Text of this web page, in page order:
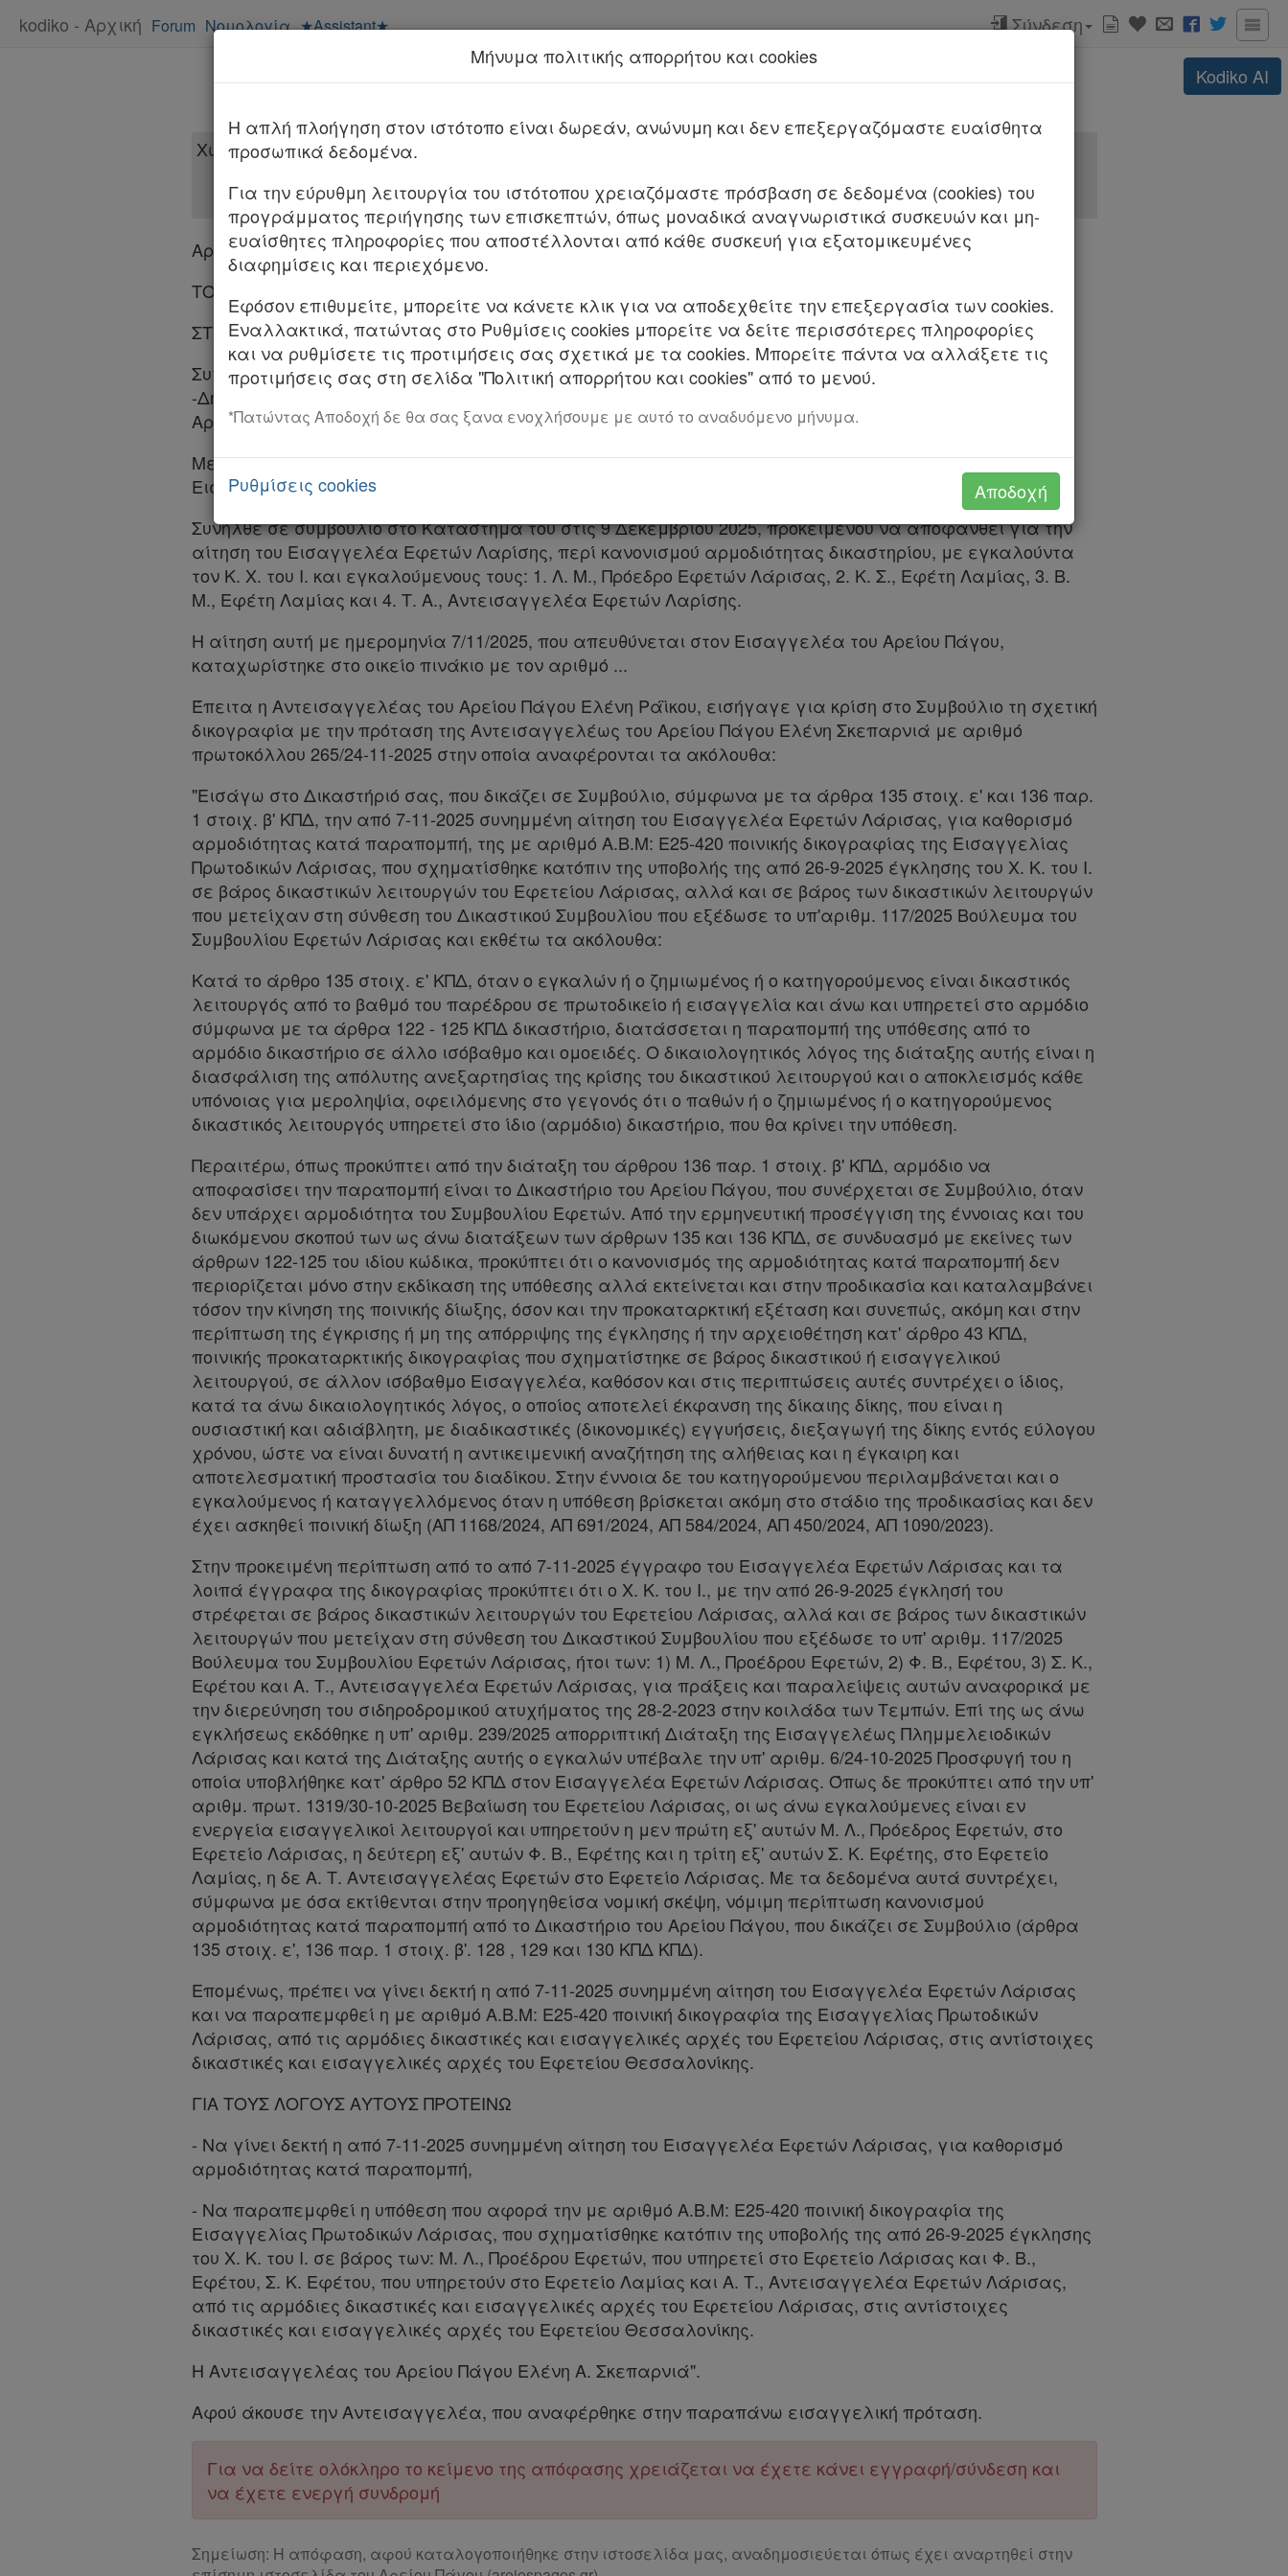
kodiko - Αρχική Forum Νομολογία ★Assistant★ Σύνδεση
Kodiko AI
Νέα υπηρεσία Kodiko Assistant.Περισσότερα
Αριθμός 1560/2025
ΤΟ ΔΙΚΑΣΤΗΡΙΟ ΤΟΥ ΑΡΕΙΟΥ ΠΑΓΟΥ
ΣΤ' Ποινικό Τμήμα - (Σε Συμβούλιο)
Συγκροτήθηκε από τους Δικαστές: Σταυρούλα Κουσουλού, Αντιπρόεδρο του Αρείου Πάγου, Κλεόβουλο
-Δημήτριο Κοκκορό, Μαρία Γιαννακοπούλου, Μαρία Πετσάλη και Παναγιώτη Φιλόπουλο, Εισηγητή,
Αρεοπαγίτες.
Με την παρουσία και της Αντεισαγγελέως του Αρείου Πάγου Ελένης Ράϊκου (γιατί κωλύεται ο
Εισαγγελέας) και της Γραμματέως Α. Μ.
Συνήλθε σε συμβούλιο στο Κατάστημά του στις 9 Δεκεμβρίου 2025, προκειμένου να αποφανθεί για την
αίτηση του Εισαγγελέα Εφετών Λαρίσης, περί κανονισμού αρμοδιότητας δικαστηρίου, με εγκαλούντα
τον Κ. Χ. του Ι. και εγκαλούμενους τους: 1. Λ. Μ., Πρόεδρο Εφετών Λάρισας, 2. Κ. Σ., Εφέτη Λαμίας, 3. Β.
Μ., Εφέτη Λαμίας και 4. Τ. Α., Αντεισαγγελέα Εφετών Λαρίσης.
Η αίτηση αυτή με ημερομηνία 7/11/2025, που απευθύνεται στον Εισαγγελέα του Αρείου Πάγου,
καταχωρίστηκε στο οικείο πινάκιο με τον αριθμό ...
Έπειτα η Αντεισαγγελέας του Αρείου Πάγου Ελένη Ράϊκου, εισήγαγε για κρίση στο Συμβούλιο τη σχετική
δικογραφία με την πρόταση της Αντεισαγγελέως του Αρείου Πάγου Ελένη Σκεπαρνιά με αριθμό
πρωτοκόλλου 265/24-11-2025 στην οποία αναφέρονται τα ακόλουθα:
"Εισάγω στο Δικαστήριό σας, που δικάζει σε Συμβούλιο, σύμφωνα με τα άρθρα 135 στοιχ. ε' και 136 παρ.
1 στοιχ. β' ΚΠΔ, την από 7-11-2025 συνημμένη αίτηση του Εισαγγελέα Εφετών Λάρισας, για καθορισμό
αρμοδιότητας κατά παραπομπή, της με αριθμό Α.Β.Μ: Ε25-420 ποινικής δικογραφίας της Εισαγγελίας
Πρωτοδικών Λάρισας, που σχηματίσθηκε κατόπιν της υποβολής της από 26-9-2025 έγκλησης του Χ. Κ. του Ι.
σε βάρος δικαστικών λειτουργών του Εφετείου Λάρισας, αλλά και σε βάρος των δικαστικών λειτουργών
που μετείχαν στη σύνθεση του Δικαστικού Συμβουλίου που εξέδωσε το υπ'αριθμ. 117/2025 Βούλευμα του
Συμβουλίου Εφετών Λάρισας και εκθέτω τα ακόλουθα:
Κατά το άρθρο 135 στοιχ. ε' ΚΠΔ, όταν ο εγκαλών ή ο ζημιωμένος ή ο κατηγορούμενος είναι δικαστικός
λειτουργός από το βαθμό του παρέδρου σε πρωτοδικείο ή εισαγγελία και άνω και υπηρετεί στο αρμόδιο
σύμφωνα με τα άρθρα 122 - 125 ΚΠΔ δικαστήριο, διατάσσεται η παραπομπή της υπόθεσης από το
αρμόδιο δικαστήριο σε άλλο ισόβαθμο και ομοειδές. Ο δικαιολογητικός λόγος της διάταξης αυτής είναι η
διασφάλιση της απόλυτης ανεξαρτησίας της κρίσης του δικαστικού λειτουργού και ο αποκλεισμός κάθε
υπόνοιας για μεροληψία, οφειλόμενης στο γεγονός ότι ο παθών ή ο ζημιωμένος ή ο κατηγορούμενος
δικαστικός λειτουργός υπηρετεί στο ίδιο (αρμόδιο) δικαστήριο, που θα κρίνει την υπόθεση.
Περαιτέρω, όπως προκύπτει από την διάταξη του άρθρου 136 παρ. 1 στοιχ. β' ΚΠΔ, αρμόδιο να
αποφασίσει την παραπομπή είναι το Δικαστήριο του Αρείου Πάγου, που συνέρχεται σε Συμβούλιο, όταν
δεν υπάρχει αρμοδιότητα του Συμβουλίου Εφετών. Από την ερμηνευτική προσέγγιση της έννοιας και του
διωκόμενου σκοπού των ως άνω διατάξεων των άρθρων 135 και 136 ΚΠΔ, σε συνδυασμό με εκείνες των
άρθρων 122-125 του ιδίου κώδικα, προκύπτει ότι ο κανονισμός της αρμοδιότητας κατά παραπομπή δεν
περιορίζεται μόνο στην εκδίκαση της υπόθεσης αλλά εκτείνεται και στην προδικασία και καταλαμβάνει
τόσον την κίνηση της ποινικής δίωξης, όσον και την προκαταρκτική εξέταση και συνεπώς, ακόμη και στην
περίπτωση της έγκρισης ή μη της απόρριψης της έγκλησης ή την αρχειοθέτηση κατ' άρθρο 43 ΚΠΔ,
ποινικής προκαταρκτικής δικογραφίας που σχηματίστηκε σε βάρος δικαστικού ή εισαγγελικού
λειτουργού, σε άλλον ισόβαθμο Εισαγγελέα, καθόσον και στις περιπτώσεις αυτές συντρέχει ο ίδιος,
κατά τα άνω δικαιολογητικός λόγος, ο οποίος αποτελεί έκφανση της δίκαιης δίκης, που είναι η
ουσιαστική και αδιάβλητη, με διαδικαστικές (δικονομικές) εγγυήσεις, διεξαγωγή της δίκης εντός εύλογου
χρόνου, ώστε να είναι δυνατή η αντικειμενική αναζήτηση της αλήθειας και η έγκαιρη και
αποτελεσματική προστασία του διαδίκου. Στην έννοια δε του κατηγορούμενου περιλαμβάνεται και ο
εγκαλούμενος ή καταγγελλόμενος όταν η υπόθεση βρίσκεται ακόμη στο στάδιο της προδικασίας και δεν
έχει ασκηθεί ποινική δίωξη (ΑΠ 1168/2024, ΑΠ 691/2024, ΑΠ 584/2024, ΑΠ 450/2024, ΑΠ 1090/2023).
Στην προκειμένη περίπτωση από το από 7-11-2025 έγγραφο του Εισαγγελέα Εφετών Λάρισας και τα
λοιπά έγγραφα της δικογραφίας προκύπτει ότι ο Χ. Κ. του Ι., με την από 26-9-2025 έγκλησή του
στρέφεται σε βάρος δικαστικών λειτουργών του Εφετείου Λάρισας, αλλά και σε βάρος των δικαστικών
λειτουργών που μετείχαν στη σύνθεση του Δικαστικού Συμβουλίου που εξέδωσε το υπ' αριθμ. 117/2025
Βούλευμα του Συμβουλίου Εφετών Λάρισας, ήτοι των: 1) Μ. Λ., Προέδρου Εφετών, 2) Φ. Β., Εφέτου, 3) Σ. Κ.,
Εφέτου και Α. Τ., Αντεισαγγελέα Εφετών Λάρισας, για πράξεις και παραλείψεις αυτών αναφορικά με
την διερεύνηση του σιδηροδρομικού ατυχήματος της 28-2-2023 στην κοιλάδα των Τεμπών. Επί της ως άνω
εγκλήσεως εκδόθηκε η υπ' αριθμ. 239/2025 απορριπτική Διάταξη της Εισαγγελέως Πλημμελειοδικών
Λάρισας και κατά της Διάταξης αυτής ο εγκαλών υπέβαλε την υπ' αριθμ. 6/24-10-2025 Προσφυγή του η
οποία υποβλήθηκε κατ' άρθρο 52 ΚΠΔ στον Εισαγγελέα Εφετών Λάρισας. Όπως δε προκύπτει από την υπ'
αριθμ. πρωτ. 1319/30-10-2025 Βεβαίωση του Εφετείου Λάρισας, οι ως άνω εγκαλούμενες είναι εν
ενεργεία εισαγγελικοί λειτουργοί και υπηρετούν η μεν πρώτη εξ' αυτών Μ. Λ., Πρόεδρος Εφετών, στο
Εφετείο Λάρισας, η δεύτερη εξ' αυτών Φ. Β., Εφέτης και η τρίτη εξ' αυτών Σ. Κ. Εφέτης, στο Εφετείο
Λαμίας, η δε Α. Τ. Αντεισαγγελέας Εφετών στο Εφετείο Λάρισας. Με τα δεδομένα αυτά συντρέχει,
σύμφωνα με όσα εκτίθενται στην προηγηθείσα νομική σκέψη, νόμιμη περίπτωση κανονισμού
αρμοδιότητας κατά παραπομπή από το Δικαστήριο του Αρείου Πάγου, που δικάζει σε Συμβούλιο (άρθρα
135 στοιχ. ε', 136 παρ. 1 στοιχ. β'. 128 , 129 και 130 ΚΠΔ ΚΠΔ).
Επομένως, πρέπει να γίνει δεκτή η από 7-11-2025 συνημμένη αίτηση του Εισαγγελέα Εφετών Λάρισας
και να παραπεμφθεί η με αριθμό Α.Β.Μ: Ε25-420 ποινική δικογραφία της Εισαγγελίας Πρωτοδικών
Λάρισας, από τις αρμόδιες δικαστικές και εισαγγελικές αρχές του Εφετείου Λάρισας, στις αντίστοιχες
δικαστικές και εισαγγελικές αρχές του Εφετείου Θεσσαλονίκης.
ΓΙΑ ΤΟΥΣ ΛΟΓΟΥΣ ΑΥΤΟΥΣ ΠΡΟΤΕΙΝΩ
- Να γίνει δεκτή η από 7-11-2025 συνημμένη αίτηση του Εισαγγελέα Εφετών Λάρισας, για καθορισμό
αρμοδιότητας κατά παραπομπή,
- Να παραπεμφθεί η υπόθεση που αφορά την με αριθμό Α.Β.Μ: Ε25-420 ποινική δικογραφία της
Εισαγγελίας Πρωτοδικών Λάρισας, που σχηματίσθηκε κατόπιν της υποβολής της από 26-9-2025 έγκλησης
του Χ. Κ. του Ι. σε βάρος των: Μ. Λ., Προέδρου Εφετών, που υπηρετεί στο Εφετείο Λάρισας και Φ. Β.,
Εφέτου, Σ. Κ. Εφέτου, που υπηρετούν στο Εφετείο Λαμίας και Α. Τ., Αντεισαγγελέα Εφετών Λάρισας,
από τις αρμόδιες δικαστικές και εισαγγελικές αρχές του Εφετείου Λάρισας, στις αντίστοιχες
δικαστικές και εισαγγελικές αρχές του Εφετείου Θεσσαλονίκης.
Η Αντεισαγγελέας του Αρείου Πάγου Ελένη Α. Σκεπαρνιά".
Αφού άκουσε την Αντεισαγγελέα, που αναφέρθηκε στην παραπάνω εισαγγελική πρόταση.
Για να δείτε ολόκληρο το κείμενο της απόφασης χρειάζεται να έχετε κάνει εγγραφή/σύνδεση και
να έχετε ενεργή συνδρομή
Σημείωση: Η απόφαση, αφού καταλογοποιήθηκε στην ιστοσελίδα μας, αναδημοσιεύεται όπως έχει αναρτηθεί στην
Μήνυμα πολιτικής απορρήτου και cookies
H απλή πλοήγηση στον ιστότοπο είναι δωρεάν, ανώνυμη και δεν επεξεργαζόμαστε ευαίσθητα
προσωπικά δεδομένα.
Για την εύρυθμη λειτουργία του ιστότοπου χρειαζόμαστε πρόσβαση σε δεδομένα (cookies) του
προγράμματος περιήγησης των επισκεπτών, όπως μοναδικά αναγνωριστικά συσκευών και μη-
ευαίσθητες πληροφορίες που αποστέλλονται από κάθε συσκευή για εξατομικευμένες
διαφημίσεις και περιεχόμενο.
Εφόσον επιθυμείτε, μπορείτε να κάνετε κλικ για να αποδεχθείτε την επεξεργασία των cookies.
Εναλλακτικά, πατώντας στο Ρυθμίσεις cookies μπορείτε να δείτε περισσότερες πληροφορίες
και να ρυθμίσετε τις προτιμήσεις σας σχετικά με τα cookies. Μπορείτε πάντα να αλλάξετε τις
προτιμήσεις σας στη σελίδα "Πολιτική απορρήτου και cookies" από το μενού.
*Πατώντας Αποδοχή δε θα σας ξανα ενοχλήσουμε με αυτό το αναδυόμενο μήνυμα.
Ρυθμίσεις cookies Αποδοχή